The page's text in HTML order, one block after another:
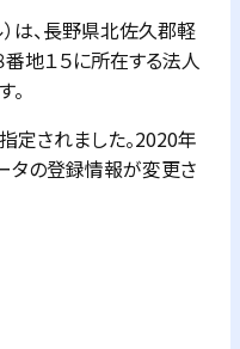
は、長野県北佐久郡軽
地１５に所在する法人
されました。2020年
の登録情報が変更さ